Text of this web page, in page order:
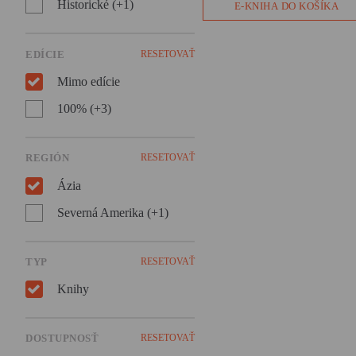
Historické (+1)
EDÍCIE RESETOVAŤ
Mimo edície
100% (+3)
REGIÓN RESETOVAŤ
Ázia
Severná Amerika (+1)
TYP RESETOVAŤ
Knihy
DOSTUPNOSŤ RESETOVAŤ
E-KNIHA DO KOŠÍKA